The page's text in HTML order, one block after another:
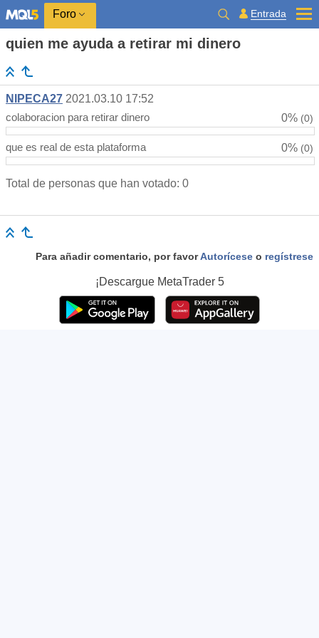
Foro Entrada
quien me ayuda a retirar mi dinero
NIPECA27 2021.03.10 17:52
colaboracion para retirar dinero
0% (0)
que es real de esta plataforma 0% (0)
Total de personas que han votado: 0
Para añadir comentario, por favorAutorícese o regístrese
¡Descargue MetaTrader 5